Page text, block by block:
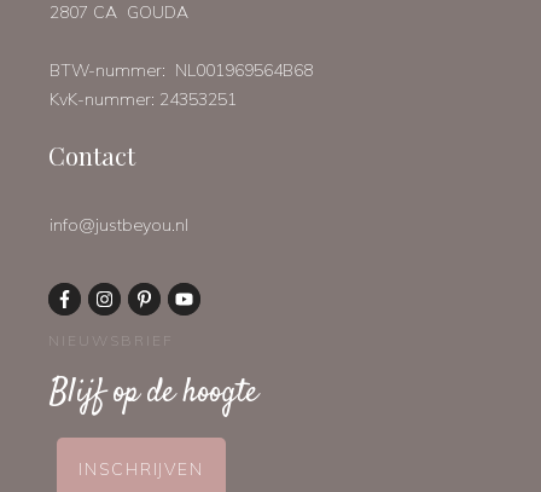
2807 CA GOUDA
BTW-nummer: NL001969564B68
KvK-nummer: 24353251
Contact
info@justbeyou.nl
NIEUWSBRIEF
Blijf op de hoogte
INSCHRIJVEN